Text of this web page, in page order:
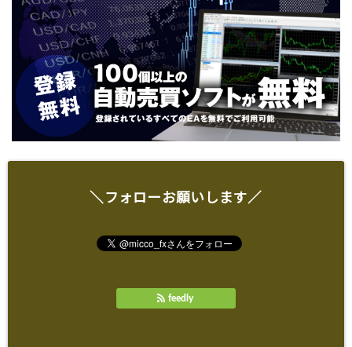
＼フォローお願いします／
feedly